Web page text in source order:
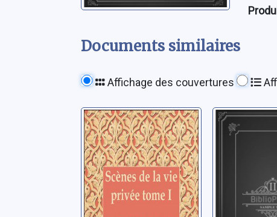
Documents similaires
Affichage des couvertures
Scènes de la vie
privée: [1]
Balzac, Honoré de
(1799-1850)
Scènes
privée: